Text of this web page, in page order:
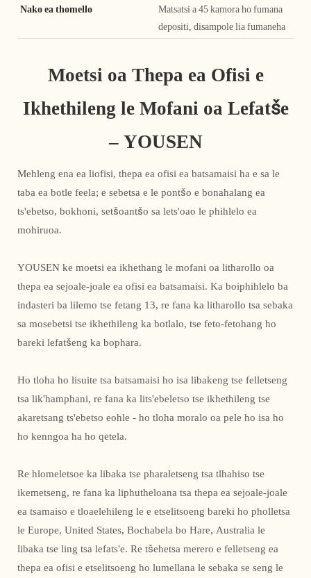
Nako ea thomello
Matsatsi a 45 kamora ho fumana
depositi, disampole lia fumaneha
Moetsi oa Thepa ea Ofisi e
Ikhethileng le Mofani oa Lefatše
– YOUSEN
Mehleng ena ea liofisi, thepa ea ofisi ea batsamaisi ha e sa le
taba ea botle feela; e sebetsa e le pontšo e bonahalang ea
ts'ebetso, bokhoni, setšoantšo sa lets'oao le phihlelo ea
mohiruoa.
YOUSEN ke moetsi ea ikhethang le mofani oa litharollo oa
thepa ea sejoale-joale ea ofisi ea batsamaisi. Ka boiphihlelo ba
indasteri ba lilemo tse fetang 13, re fana ka litharollo tsa sebaka
sa mosebetsi tse ikhethileng ka botlalo, tse feto-fetohang ho
bareki lefatšeng ka bophara.
Ho tloha ho lisuite tsa batsamaisi ho isa libakeng tse felletseng
tsa lik'hamphani, re fana ka lits'ebeletso tse ikhethileng tse
akaretsang ts'ebetso eohle - ho tloha moralo oa pele ho isa ho
ho kenngoa ha ho qetela.
Re hlomeletsoe ka libaka tse pharaletseng tsa tlhahiso tse
ikemetseng, re fana ka liphutheloana tsa thepa ea sejoale-joale
ea tsamaiso e tloaelehileng le e etselitsoeng bareki ho pholletsa
le Europe, United States, Bochabela bo Hare, Australia le
libaka tse ling tsa lefats'e. Re tšehetsa merero e felletseng ea
thepa ea ofisi e etselitsoeng ho lumellana le sebaka se seng le